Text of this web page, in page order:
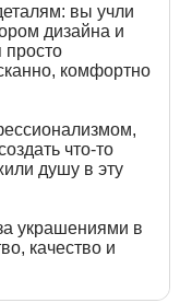
вы учли
дизайна и
просто
комфортно
что-то
душу в эту
украшениями в
качество и